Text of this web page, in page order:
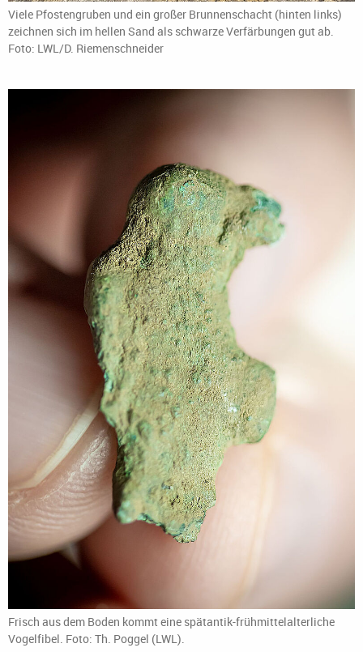
Viele Pfostengruben und ein großer Brunnenschacht (hinten links)
zeichnen sich im hellen Sand als schwarze Verfärbungen gut ab.
Foto: LWL/D. Riemenschneider
Frisch aus dem Boden kommt eine spätantik-frühmittelalterliche
Vogelfibel. Foto: Th. Poggel (LWL).